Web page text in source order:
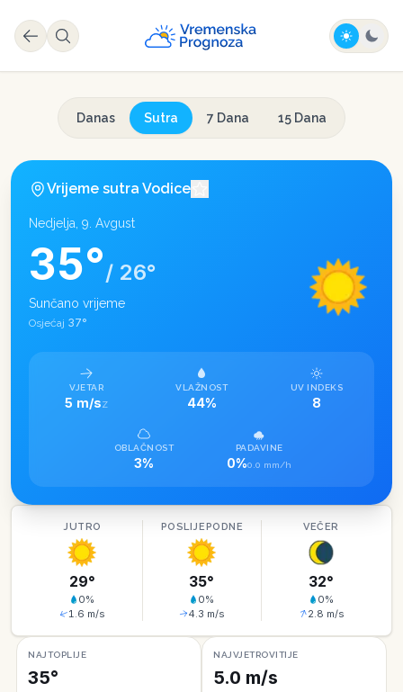
Danas Sutra 7 Dana 15 Dana
Vrijeme sutra Vodice
Nedjelja, 9. Avgust
35°/ 26°
Sunčano vrijeme
Osjećaj 37°
VJETAR
5 m/sZ
VLAŽNOST
44%
UV INDEKS
8
OBLAČNOST
3%
PADAVINE
0%0.0 mm/h
JUTRO
29°
0%
1.6 m/s
POSLIJEPODNE
35°
0%
4.3 m/s
VEČER
32°
0%
2.8 m/s
NAJTOPLIJE
35°
NAJVJETROVITIJE
5.0 m/s